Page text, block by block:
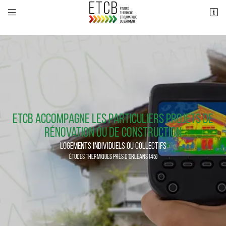
 
111 Bd Duhamel du Monceau
Adresse email de réception
Rafraîchir le captcha
En cochant cette case, vous consentez à recevoir nos propositions commerciales à
ETCB accompagne les particuliersProjets de
rénovation ou de construction
LOGEMENTS INDIVIDUELS OU COLLECTIFS
ÉTUDES THERMIQUES PRÈS D’ORLÉANS (45)